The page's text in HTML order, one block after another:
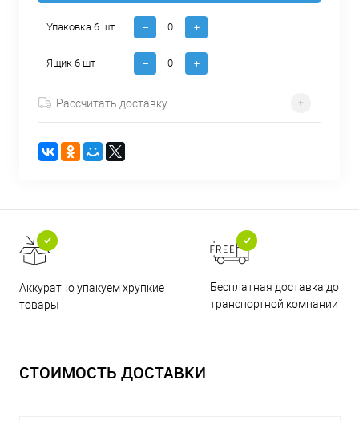
Упаковка 6 шт
Ящик 6 шт
Рассчитать доставку
Аккуратно упакуем хрупкие
товары
Бесплатная доставка до
транспортной компании
СТОИМОСТЬ ДОСТАВКИ